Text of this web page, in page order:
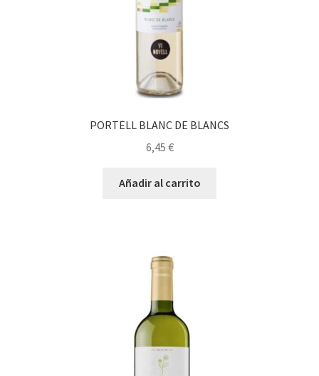
PORTELL BLANC DE BLANCS
6,45 €
Añadir al carrito